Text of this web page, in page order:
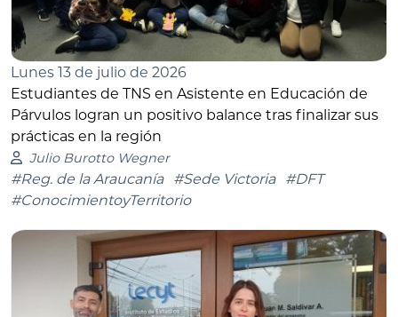
Lunes 13 de julio de 2026
Estudiantes de TNS en Asistente en Educación de
Párvulos logran un positivo balance tras finalizar sus
prácticas en la región
Julio Burotto Wegner
#Reg. de la Araucanía #Sede Victoria
#DFT
#ConocimientoyTerritorio